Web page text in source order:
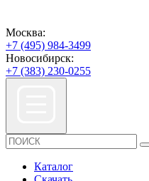
Москва:
+7 (495) 984-3499
Новосибирск:
+7 (383) 230-0255
Каталог